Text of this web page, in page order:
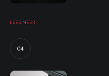
LEES MEER
04